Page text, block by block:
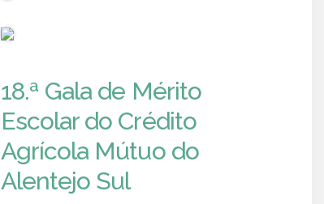
18.ª Gala de Mérito
Escolar do Crédito
Agrícola Mútuo do
Alentejo Sul